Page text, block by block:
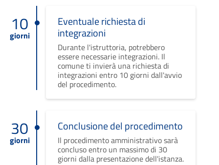
10
giorni
Eventuale richiesta di
integrazioni
Durante l'istruttoria, potrebbero
essere necessarie integrazioni. Il
comune ti invierà una richiesta di
integrazioni entro 10 giorni dall'avvio
del procedimento.
30
giorni
Conclusione del procedimento
Il procedimento amministrativo sarà
concluso entro un massimo di 30
giorni dalla presentazione dell'istanza.